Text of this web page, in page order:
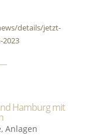
details/jetzt-
Hamburg mit
, Anlagen